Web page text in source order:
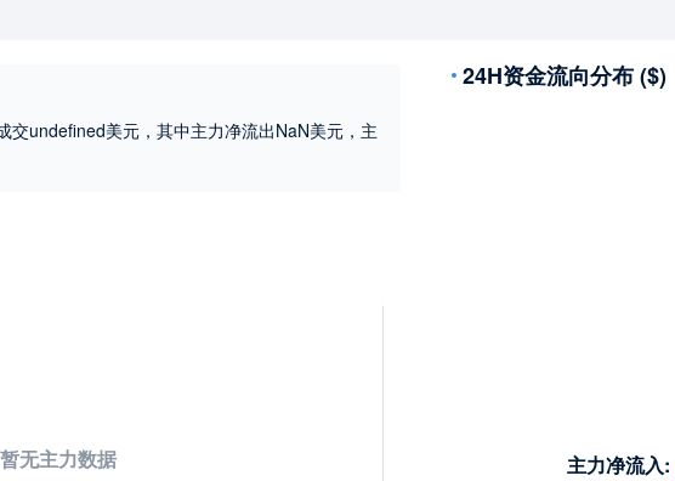
交undefined美元 ，其中主力净流出NaN美元，主
暂无主力数据
24H资金流向分布 ($)
主力净流入: